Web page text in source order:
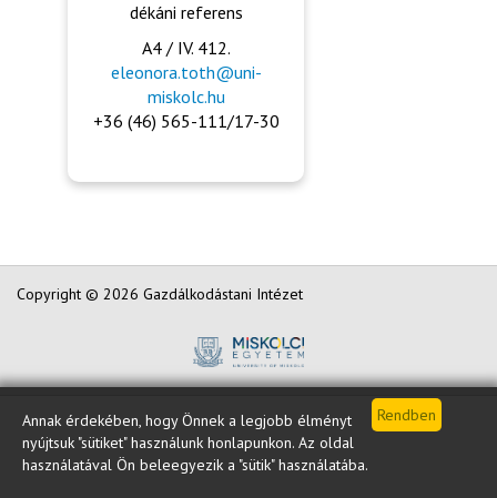
Annak érdekében, hogy Önnek a legjobb élményt
nyújtsuk "sütiket" használunk honlapunkon. Az oldal
használatával Ön beleegyezik a "sütik" használatába.
dékáni referens
A4 / IV. 412.
eleonora.toth@uni-
miskolc.hu
+36 (46) 565-111/17-30
Copyright © 2026 Gazdálkodástani Intézet